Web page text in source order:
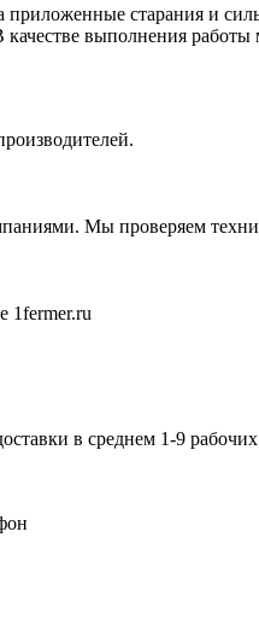
старания и
выполнения
Мы проверяем
1fermer.ru
в среднем 1-9